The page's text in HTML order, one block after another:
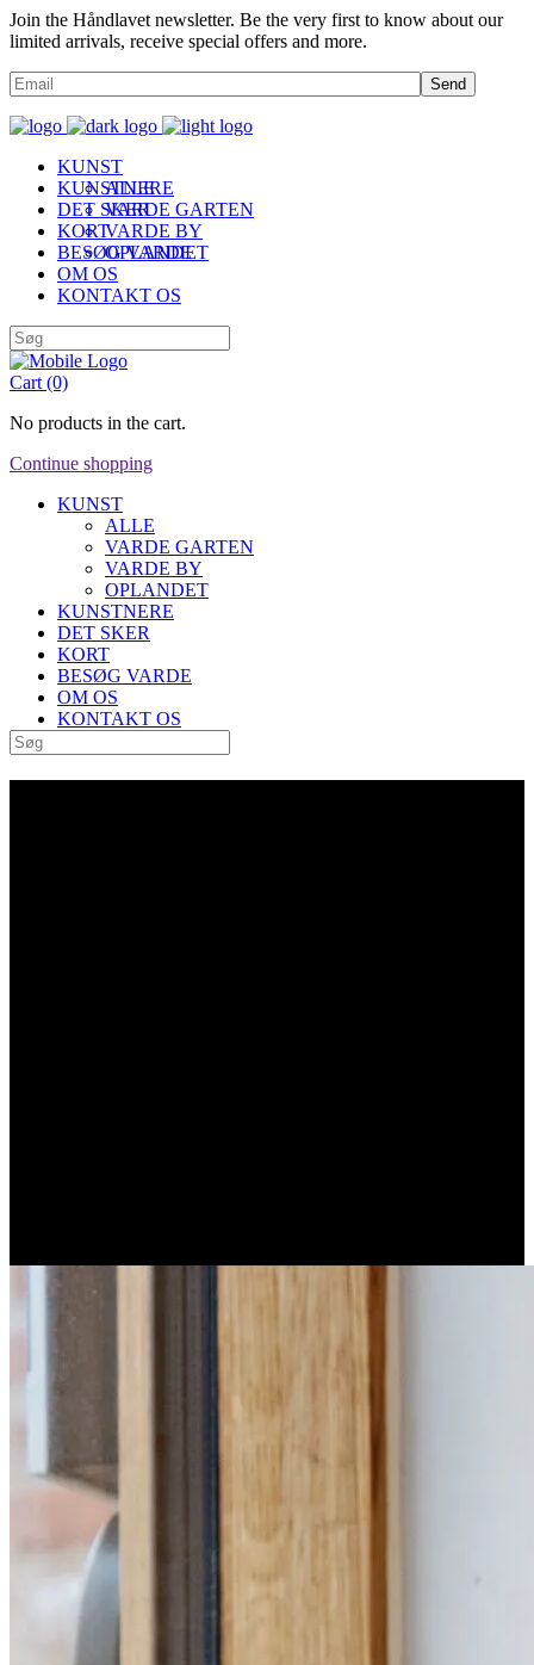
Join the Håndlavet newsletter. Be the very first to know about our
limited arrivals, receive special offers and more.
Send
KUNST
ALLE
VARDE GARTEN
VARDE BY
OPLANDET
KUNSTNERE
DET SKER
KORT
BESØG VARDE
OM OS
KONTAKT OS
Cart (0)
No products in the cart.
Continue shopping
KUNST
ALLE
VARDE GARTEN
VARDE BY
OPLANDET
KUNSTNERE
DET SKER
KORT
BESØG VARDE
OM OS
KONTAKT OS